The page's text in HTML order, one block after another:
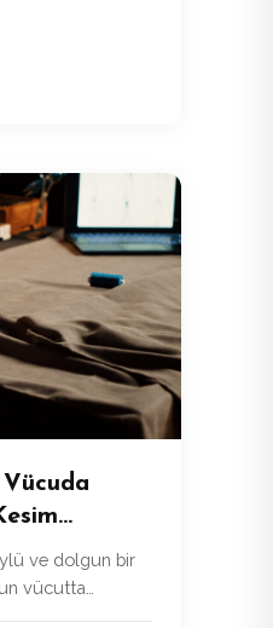
ve dolgun bir
vücutta